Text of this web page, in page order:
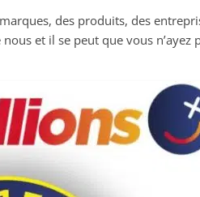
des produits, des
et il se peut que vous n’ayez